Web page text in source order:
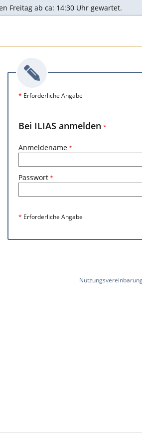
Freitag ab ca: 14:30 Uhr gewartet.
* Erforderliche Angabe
Bei ILIAS anmelden *
Anmeldename*
Passwort*
* Erforderliche Angabe